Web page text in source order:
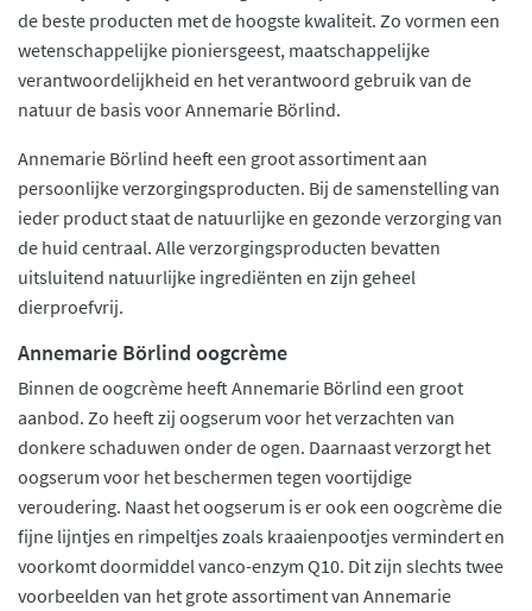
de beste producten met de hoogste kwaliteit. Zo vormen een
wetenschappelijke pioniersgeest, maatschappelijke
verantwoordelijkheid en het verantwoord gebruik van de
natuur de basis voor Annemarie Börlind.
Annemarie Börlind heeft een groot assortiment aan
persoonlijke verzorgingsproducten. Bij de samenstelling van
ieder product staat de natuurlijke en gezonde verzorging van
de huid centraal. Alle verzorgingsproducten bevatten
uitsluitend natuurlijke ingrediënten en zijn geheel
dierproefvrij.
Annemarie Börlind oogcrème
Binnen de oogcrème heeft Annemarie Börlind een groot
aanbod. Zo heeft zij oogserum voor het verzachten van
donkere schaduwen onder de ogen. Daarnaast verzorgt het
oogserum voor het beschermen tegen voortijdige
veroudering. Naast het oogserum is er ook een oogcrème die
fijne lijntjes en rimpeltjes zoals kraaienpootjes vermindert en
voorkomt doormiddel vanco-enzym Q10. Dit zijn slechts twee
voorbeelden van het grote assortiment van Annemarie